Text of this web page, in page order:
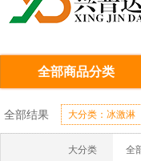
全部商品分类
全部结果 大分类：冰激淋
大分类 全